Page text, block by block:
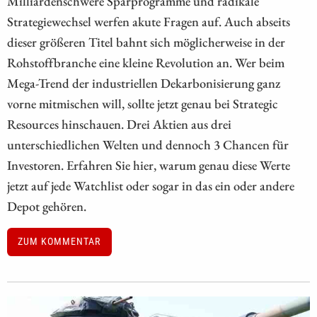
Strategiewechsel werfen akute Fragen auf. Auch abseits
dieser größeren Titel bahnt sich möglicherweise in der
Rohstoffbranche eine kleine Revolution an. Wer beim
Mega-Trend der industriellen Dekarbonisierung ganz
vorne mitmischen will, sollte jetzt genau bei Strategic
Resources hinschauen. Drei Aktien aus drei
unterschiedlichen Welten und dennoch 3 Chancen für
Investoren. Erfahren Sie hier, warum genau diese Werte
jetzt auf jede Watchlist oder sogar in das ein oder andere
Depot gehören.
ZUM KOMMENTAR